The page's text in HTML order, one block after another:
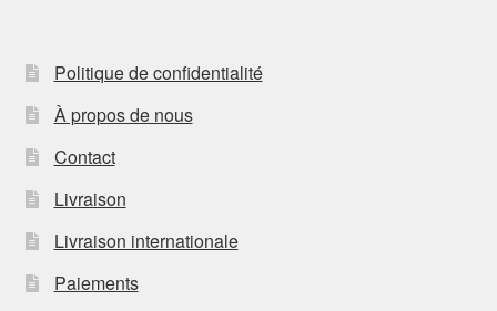
Politique de confidentialité
À propos de nous
Contact
Livraison
Livraison internationale
Paiements